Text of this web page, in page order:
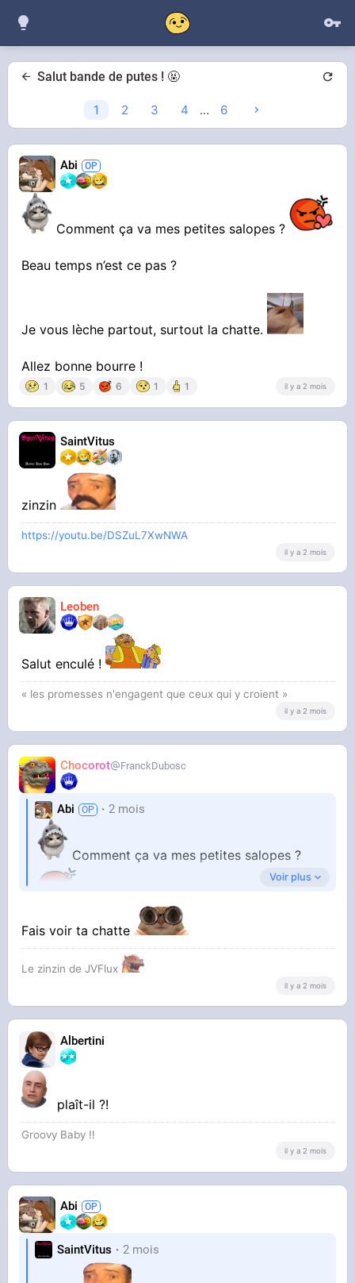
Salut bande de putes ! 🤬
1 2 3 4 ... 6
Abi
Comment ça va mes petites salopes ?
Beau temps n’est ce pas ?
Je vous lèche partout, surtout la chatte.
Allez bonne bourre !
1 5 6 1 1 il y a 2 mois
SaintVitus
zinzin
https://youtu.be/DSZuL7XwNWA
il y a 2 mois
Leoben
Salut enculé !
« les promesses n'engagent que ceux qui y croient »
il y a 2 mois
Chocorot FranckDubosc
Abi 2 mois
Comment ça va mes petites salopes ?
Beau temps n’est ce pas ?
Allez bonne bourre !
Voir plus
Fais voir ta chatte
Le zinzin de JVFlux
il y a 2 mois
Albertini
plaît-il ?!
Groovy Baby !!
il y a 2 mois
Abi
SaintVitus 2 mois